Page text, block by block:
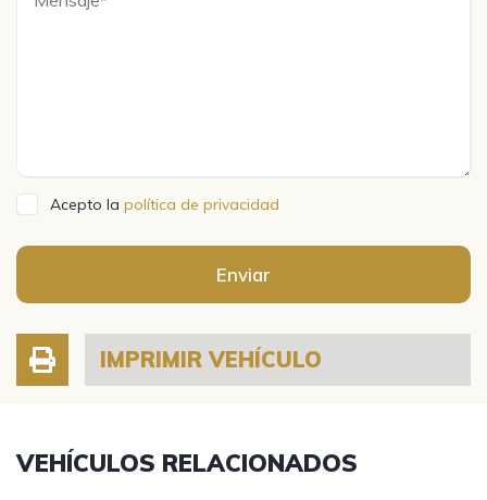
Acepto la política de privacidad
Enviar
IMPRIMIR VEHÍCULO
VEHÍCULOS RELACIONADOS